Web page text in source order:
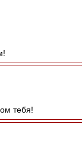
тебя!